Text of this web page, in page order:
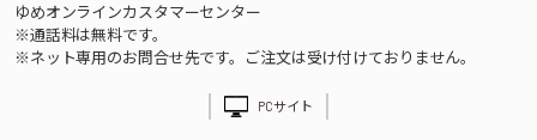
ゆめオンラインカスタマーセンター
※通話料は無料です。
※ネット専用のお問合せ先です。ご注文は受け付けておりません。
PCサイト